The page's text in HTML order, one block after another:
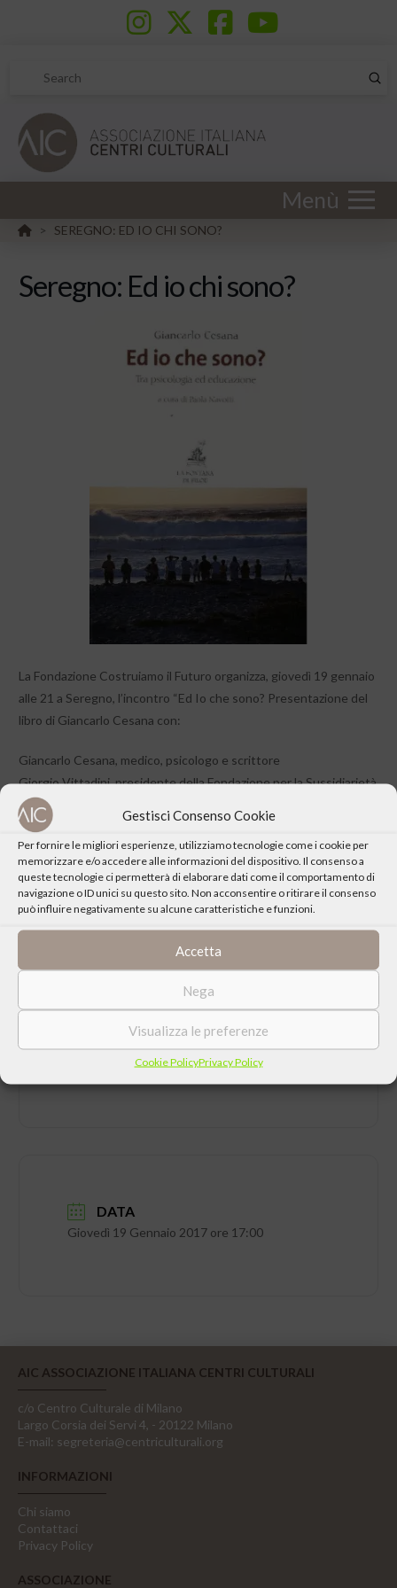
Gestisci Consenso Cookie
Per fornire le migliori esperienze, utilizziamo tecnologie come i cookie per
memorizzare e/o accedere alle informazioni del dispositivo. Il consenso a
queste tecnologie ci permetterà di elaborare dati come il comportamento di
navigazione o ID unici su questo sito. Non acconsentire o ritirare il consenso
può influire negativamente su alcune caratteristiche e funzioni.
Accetta
Nega
Visualizza le preferenze
Cookie PolicyPrivacy Policy
Search
Menù
HOME
> SEREGNO: ED IO CHI SONO?
Seregno: Ed io chi sono?
La Fondazione Costruiamo il Futuro organizza, giovedì 19 gennaio
alle 21 a Seregno, l’incontro “Ed Io che sono? Presentazione del
libro di Giancarlo Cesana con:
Giancarlo Cesana, medico, psicologo e scrittore
Giorgio Vittadini, presidente della Fondazione per la Sussidiarietà
Pietro Modiano, presidente SEA
Maurizio Lupi, presidente Fondazione Costruiamo il Futuro
DATA
Giovedì 19 Gennaio 2017 ore 17:00
AIC ASSOCIAZIONE ITALIANA CENTRI CULTURALI
c/o Centro Culturale di Milano
Largo Corsia dei Servi 4, - 20122 Milano
E-mail: segreteria@centriculturali.org
INFORMAZIONI
Chi siamo
Contattaci
Privacy Policy
ASSOCIAZIONE